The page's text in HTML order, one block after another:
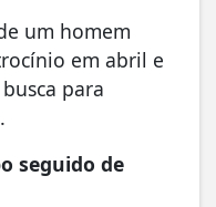
um homem
em abril e
para
seguido de